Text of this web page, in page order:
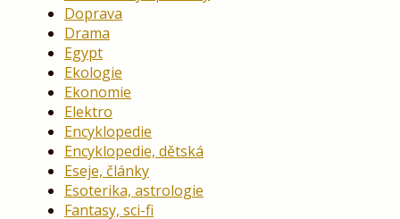
Doprava
Drama
Egypt
Ekologie
Ekonomie
Elektro
Encyklopedie
Encyklopedie, dětská
Eseje, články
Esoterika, astrologie
Fantasy, sci-fi